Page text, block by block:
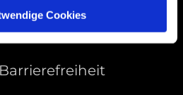
Cookies